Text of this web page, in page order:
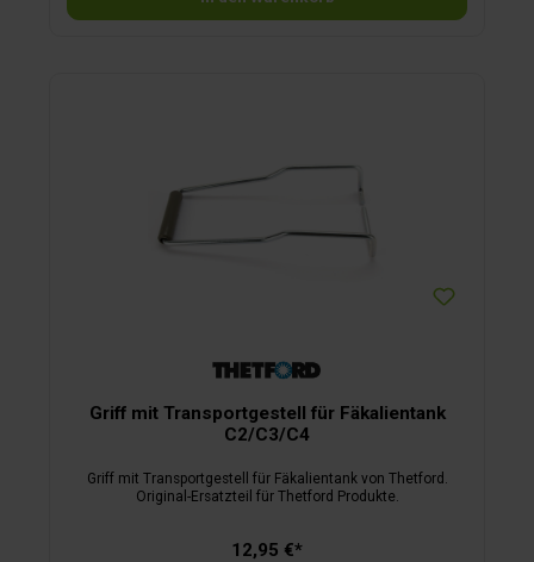
Griff mit Transportgestell für Fäkalientank
C2/C3/C4
Griff mit Transportgestell für Fäkalientank von Thetford.
Original-Ersatzteil für Thetford Produkte.
12,95 €*